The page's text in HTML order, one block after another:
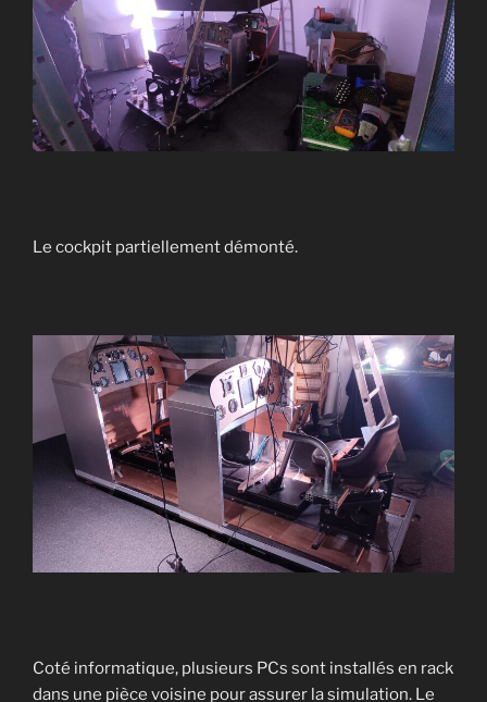
Le cockpit partiellement démonté.
Coté informatique, plusieurs PCs sont installés en rack
dans une pièce voisine pour assurer la simulation. Le